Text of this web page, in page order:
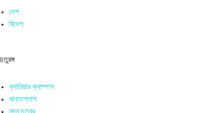
দেশ
বিদেশ
চতুরঙ্গ
ক্যারিয়ার ক্যাম্পাস
খানাতল্লাশ